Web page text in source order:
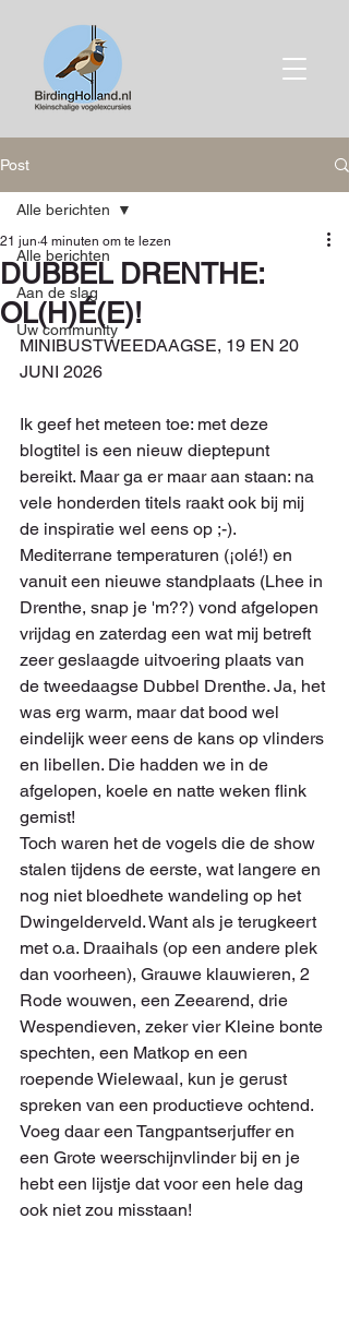
Post
Alle berichten
Aan de slag
Uw community
Alle berichten
DUBBEL DRENTHE:
OL(H)É(E)!
21 jun 4 minuten om te lezen
MINIBUSTWEEDAAGSE, 19 EN 20
JUNI 2026
Ik geef het meteen toe: met deze
blogtitel is een nieuw dieptepunt
bereikt. Maar ga er maar aan staan: na
vele honderden titels raakt ook bij mij
de inspiratie wel eens op ;-).
Mediterrane temperaturen (¡olé!) en
vanuit een nieuwe standplaats (Lhee in
Drenthe, snap je 'm??) vond afgelopen
vrijdag en zaterdag een wat mij betreft
zeer geslaagde uitvoering plaats van
de tweedaagse Dubbel Drenthe. Ja, het
was erg warm, maar dat bood wel
eindelijk weer eens de kans op vlinders
en libellen. Die hadden we in de
afgelopen, koele en natte weken flink
gemist!
Toch waren het de vogels die de show
stalen tijdens de eerste, wat langere en
nog niet bloedhete wandeling op het
Dwingelderveld. Want als je terugkeert
met o.a. Draaihals (op een andere plek
dan voorheen), Grauwe klauwieren, 2
Rode wouwen, een Zeearend, drie
Wespendieven, zeker vier Kleine bonte
spechten, een Matkop en een
roepende Wielewaal, kun je gerust
spreken van een productieve ochtend.
Voeg daar een Tangpantserjuffer en
een Grote weerschijnvlinder bij en je
hebt een lijstje dat voor een hele dag
ook niet zou misstaan!